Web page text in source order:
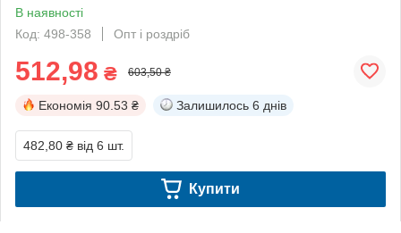
В наявності
Код: 498-358
Опт і роздріб
512,98 ₴ 603,50 ₴
Економія 90.53 ₴ Залишилось 6 днів
482,80 ₴ від 6 шт.
Купити